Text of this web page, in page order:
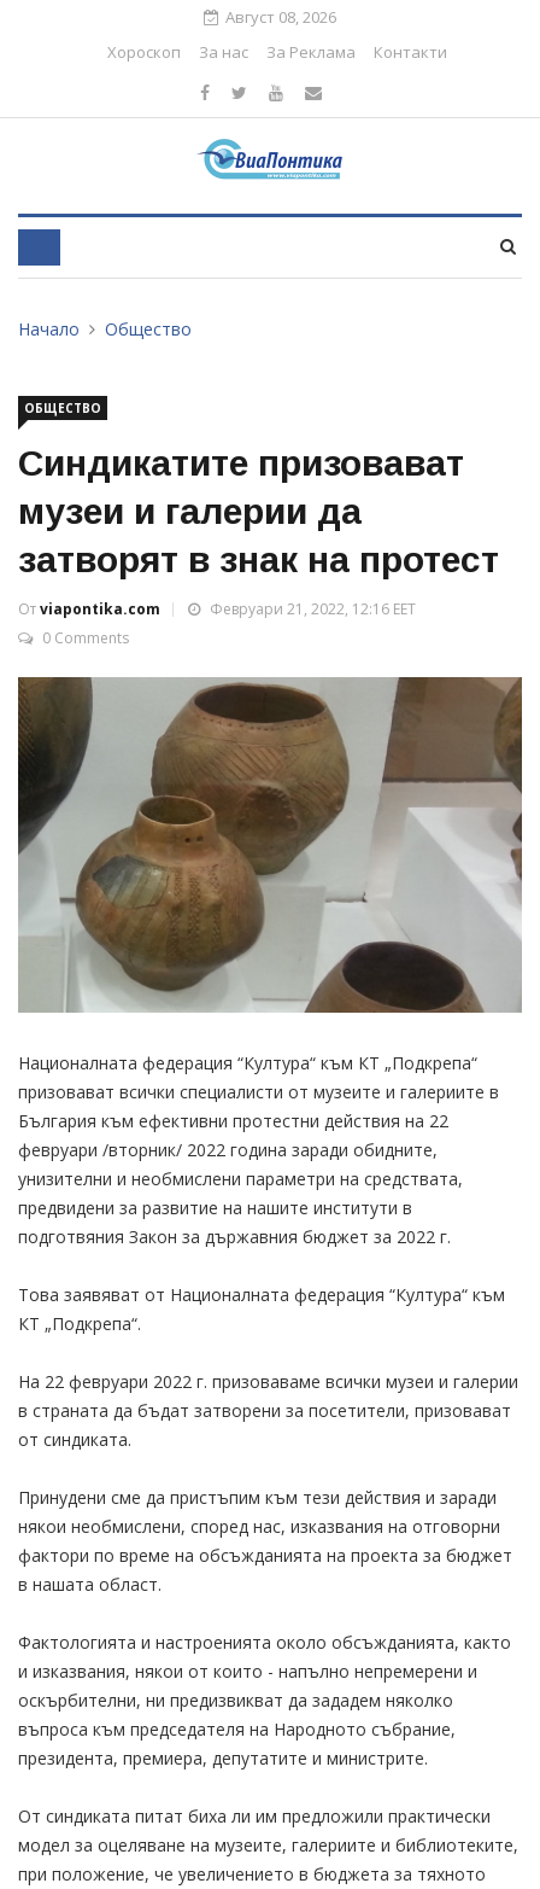
Август 08, 2026
Хороскоп
За нас За Реклама Контакти
Начало Общество
ОБЩЕСТВО
Синдикатите призовават
музеи и галерии да
затворят в знак на протест
Отviapontika.com
Февруари 21, 2022, 12:16 EET
0 Comments
Националната федерация “Култура“ към КТ „Подкрепа“
призовават всички специалисти от музеите и галериите в
България към ефективни протестни действия на 22
февруари /вторник/ 2022 година заради обидните,
унизителни и необмислени параметри на средствата,
предвидени за развитие на нашите институти в
подготвяния Закон за държавния бюджет за 2022 г.
Това заявяват от Националната федерация “Култура“ към
КТ „Подкрепа“.
На 22 февруари 2022 г. призоваваме всички музеи и галерии
в страната да бъдат затворени за посетители, призовават
от синдиката.
Принудени сме да пристъпим към тези действия и заради
някои необмислени, според нас, изказвания на отговорни
фактори по време на обсъжданията на проекта за бюджет
в нашата област.
Фактологията и настроенията около обсъжданията, както
и изказвания, някои от които - напълно непремерени и
оскърбителни, ни предизвикват да зададем няколко
въпроса към председателя на Народното събрание,
президента, премиера, депутатите и министрите.
От синдиката питат биха ли им предложили практически
модел за оцеляване на музеите, галериите и библиотеките,
при положение, че увеличението в бюджета за тяхното